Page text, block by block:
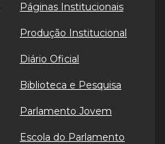
Páginas Institucionais
Produção Institucional
Diário Oficial
Biblioteca e Pesquisa
Parlamento Jovem
Escola do Parlamento